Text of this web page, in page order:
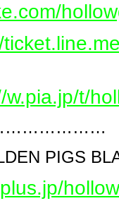
w.pia.jp/t/
PIGS